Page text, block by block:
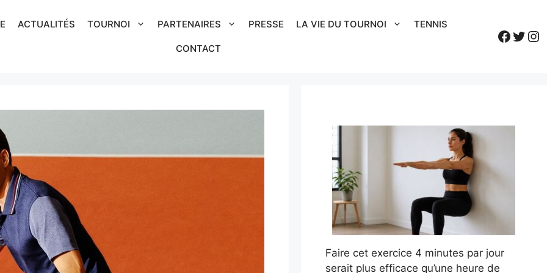
ACTUALITÉS TOURNOI PARTENAIRES PRESSE LA VIE DU TOURNOI TENNIS
CONTACT
Faire cet exercice 4 minutes par jour
serait plus efficace qu’une heure de